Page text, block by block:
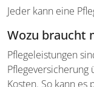
Jeder kann eine
Wozu braucht
Pflegeleistungen
Kosten. So kann es